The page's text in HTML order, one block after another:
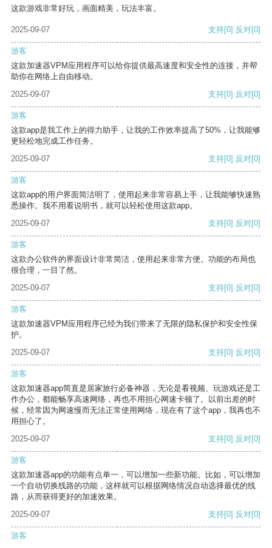
这款游戏非常好玩，画面精美，玩法丰富。
2025-09-07 支持[0] 反对[0]
游客
这款加速器VPM应用程序可以给你提供最高速度和安全性的连接，并帮
助你在网络上自由移动。
2025-09-07
支持[0] 反对[0]
游客
这款app是我工作上的得力助手，让我的工作效率提高了50%，让我能够
更轻松地完成工作任务。
2025-09-07
支持[0] 反对[0]
游客
这款app的用户界面简洁明了，使用起来非常容易上手，让我能够快速熟
悉操作。我不用看说明书，就可以轻松使用这款app。
2025-09-07
支持[0] 反对[0]
游客
这款办公软件的界面设计非常简洁，使用起来非常方便。功能的布局也
很合理，一目了然。
2025-09-07
支持[0] 反对[0]
游客
这款加速器VPM应用程序已经为我们带来了无限的隐私保护和安全性保
护。
2025-09-07
支持[0] 反对[0]
游客
这款加速器app简直是居家旅行必备神器，无论是看视频、玩游戏还是工
作办公，都能畅享高速网络，再也不用担心网速卡顿了。以前出差的时
候，经常因为网速慢而无法正常使用网络，现在有了这个app，我再也不
用担心了。
2025-09-07
支持[0] 反对[0]
游客
这款加速器app的功能有点单一，可以增加一些新功能。比如，可以增加
一个自动切换线路的功能，这样就可以根据网络情况自动选择最优的线
路，从而获得更好的加速效果。
2025-09-07
支持[0] 反对[0]
游客